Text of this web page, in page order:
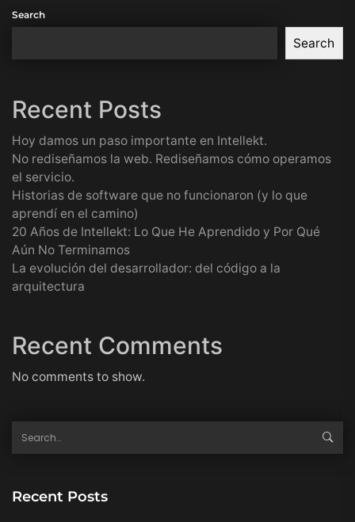
Search
Search
Recent Posts
Hoy damos un paso importante en Intellekt.
No rediseñamos la web. Rediseñamos cómo operamos
el servicio.
Historias de software que no funcionaron (y lo que
aprendí en el camino)
20 Años de Intellekt: Lo Que He Aprendido y Por Qué
Aún No Terminamos
La evolución del desarrollador: del código a la
arquitectura
Recent Comments
No comments to show.
Recent Posts